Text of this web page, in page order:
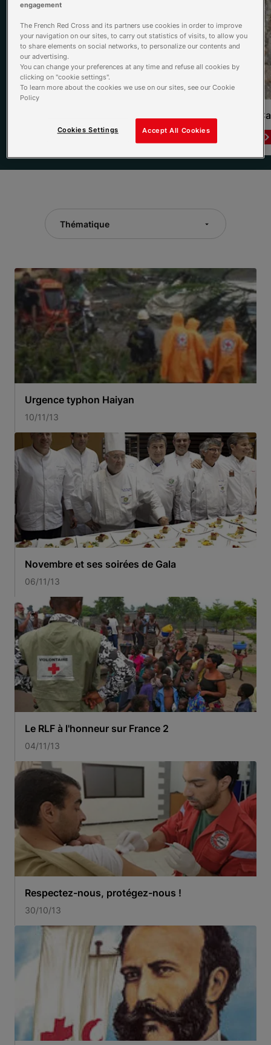
Lire le dossier
Item 1 of 3
Thématique
Urgence typhon Haiyan
10/11/13
Novembre et ses soirées de Gala
06/11/13
Le RLF à l'honneur sur France 2
04/11/13
Respectez-nous, protégez-nous !
30/10/13
engagement
The French Red Cross and its partners use cookies in order to improve
your navigation on our sites, to carry out statistics of visits, to allow you
to share elements on social networks, to personalize our contents and
our advertising.
You can change your preferences at any time and refuse all cookies by
clicking on "cookie settings".
To learn more about the cookies we use on our sites, see our Cookie
Policy
Accept All Cookies
Cookies Settings